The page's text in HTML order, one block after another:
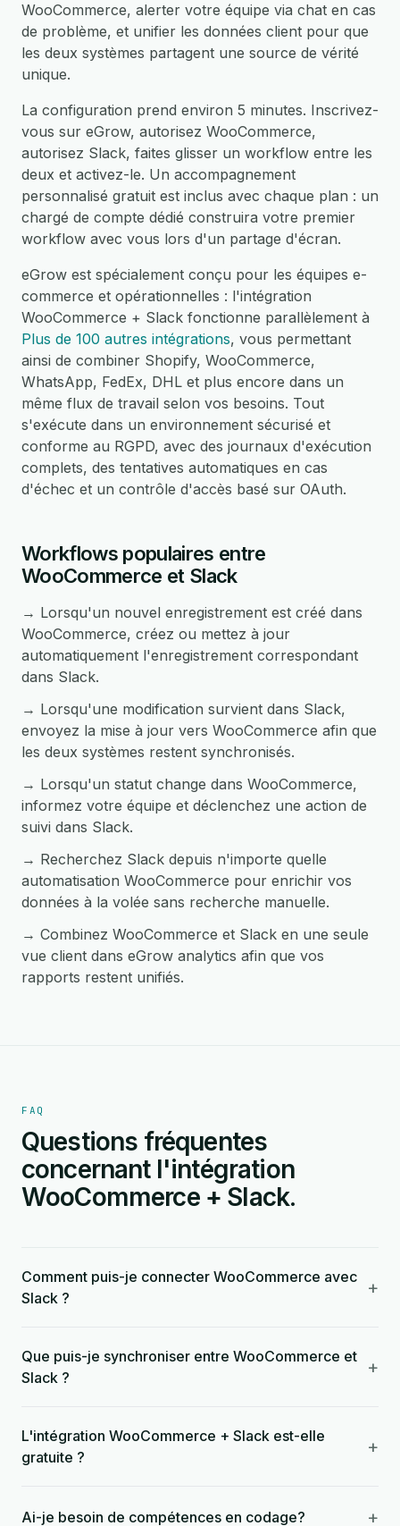
WooCommerce, alerter votre équipe via chat en cas
de problème, et unifier les données client pour que
les deux systèmes partagent une source de vérité
unique.
La configuration prend environ 5 minutes. Inscrivez-
vous sur eGrow, autorisez WooCommerce,
autorisez Slack, faites glisser un workflow entre les
deux et activez-le. Un accompagnement
personnalisé gratuit est inclus avec chaque plan : un
chargé de compte dédié construira votre premier
workflow avec vous lors d'un partage d'écran.
eGrow est spécialement conçu pour les équipes e-
commerce et opérationnelles : l'intégration
WooCommerce + Slack fonctionne parallèlement à
Plus de 100 autres intégrations, vous permettant
ainsi de combiner Shopify, WooCommerce,
WhatsApp, FedEx, DHL et plus encore dans un
même flux de travail selon vos besoins. Tout
s'exécute dans un environnement sécurisé et
conforme au RGPD, avec des journaux d'exécution
complets, des tentatives automatiques en cas
d'échec et un contrôle d'accès basé sur OAuth.
Workflows populaires entre
WooCommerce et Slack
→ Lorsqu'un nouvel enregistrement est créé dans
WooCommerce, créez ou mettez à jour
automatiquement l'enregistrement correspondant
dans Slack.
→ Lorsqu'une modification survient dans Slack,
envoyez la mise à jour vers WooCommerce afin que
les deux systèmes restent synchronisés.
→ Lorsqu'un statut change dans WooCommerce,
informez votre équipe et déclenchez une action de
suivi dans Slack.
→ Recherchez Slack depuis n'importe quelle
automatisation WooCommerce pour enrichir vos
données à la volée sans recherche manuelle.
→ Combinez WooCommerce et Slack en une seule
vue client dans eGrow analytics afin que vos
rapports restent unifiés.
FAQ
Questions fréquentes
concernant l'intégration
WooCommerce + Slack.
Comment puis-je connecter WooCommerce avec
Slack ?
+
Que puis-je synchroniser entre WooCommerce et
Slack ?
+
L'intégration WooCommerce + Slack est-elle
gratuite ?
+
Ai-je besoin de compétences en codage? +